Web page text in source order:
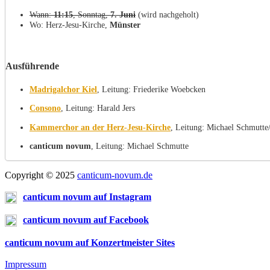
Wann:11:15, Sonntag,7. Juni (wird nachgeholt)
Wo: Herz-Jesu-Kirche, Münster
Ausführende
Madrigalchor Kiel , Leitung: Friederike Woebcken
Consono, Leitung: Harald Jers
Kammerchor an der Herz-Jesu-Kirche , Leitung: Michael
canticum novum , Leitung: Michael Schmutte
Copyright © 2025 canticum-novum.de
canticum novum auf Instagram
canticum novum auf Facebook
canticum novum auf Konzertmeister Sites
Impressum